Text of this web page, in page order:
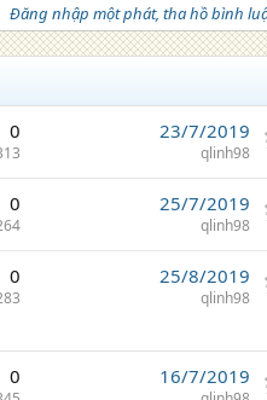
Đăng nhập một phát, tha hồ bình
0 23/7/2019
qlinh98
0 25/7/2019
qlinh98
0 25/8/2019
qlinh98
0 16/7/2019